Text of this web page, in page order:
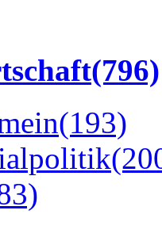
(796)
(193)